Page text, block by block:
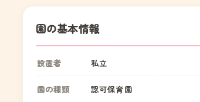
園の基本情報
設置者 私立
園の種類 認可保育園